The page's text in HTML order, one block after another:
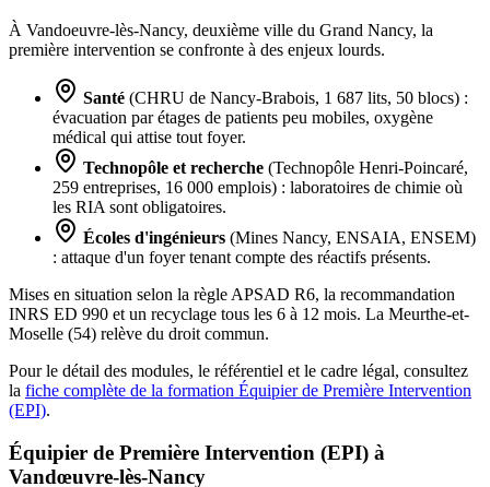
À Vandoeuvre-lès-Nancy, deuxième ville du Grand Nancy, la
première intervention se confronte à des enjeux lourds.
Santé (CHRU de Nancy-Brabois, 1 687 lits, 50 blocs) :
évacuation par étages de patients peu mobiles, oxygène
médical qui attise tout foyer.
Technopôle et recherche (Technopôle Henri-Poincaré,
259 entreprises, 16 000 emplois) : laboratoires de chimie où
les RIA sont obligatoires.
Écoles d'ingénieurs (Mines Nancy, ENSAIA, ENSEM)
: attaque d'un foyer tenant compte des réactifs présents.
Mises en situation selon la règle APSAD R6, la recommandation
INRS ED 990 et un recyclage tous les 6 à 12 mois. La Meurthe-et-
Moselle (54) relève du droit commun.
Pour le détail des modules, le référentiel et le cadre légal, consultez
la fiche complète de la formation Équipier de Première Intervention
(EPI).
Équipier de Première Intervention (EPI) à
Vandœuvre-lès-Nancy